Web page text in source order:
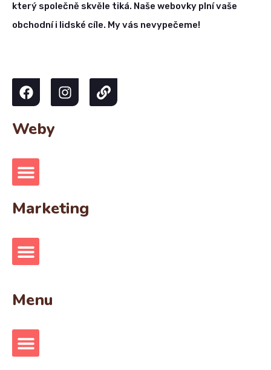
který společně skvěle tiká. Naše webovky plní vaše
obchodní i lidské cíle. My vás nevypečeme!
Weby
Marketing
Menu